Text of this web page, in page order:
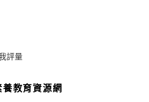
評量
教育資源網